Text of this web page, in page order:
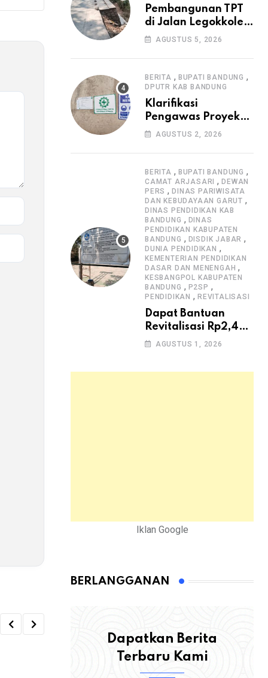
Prosedur K3
Pembangunan TPT
di Jalan Legokkole
Rawabogo Disorot
Tanpa Papan
Informasi Proyek
AGUSTUS 5, 2026
BERITA , BUPATI BANDUNG ,
DPUTR KAB BANDUNG
Klarifikasi
Pengawas Proyek
Citiis Terkait
Pengawasan K3
AGUSTUS 2, 2026
BERITA , BUPATI BANDUNG ,
CAMAT ARJASARI ,DEWAN
PERS ,DINAS PARIWISATA
DAN KEBUDAYAAN GARUT ,
DINAS PENDIDIKAN KAB
BANDUNG , DINAS
PENDIDIKAN KABUPATEN
BANDUNG , DISDIK JABAR ,
DUNIA PENDIDIKAN ,
KEMENTERIAN PENDIDIKAN
DASAR DAN MENENGAH ,
KESBANGPOL KABUPATEN
BANDUNG , P2SP ,
PENDIDIKAN , REVITALISASI
Dapat Bantuan
Revitalisasi Rp2,4
Miliar, SMPN 1
AGUSTUS 1, 2026
Iklan Google
BERLANGGANAN
Dapatkan Berita
Terbaru Kami